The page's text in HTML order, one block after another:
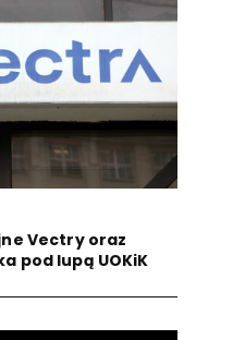
Vectry oraz
pod lupą UOKiK